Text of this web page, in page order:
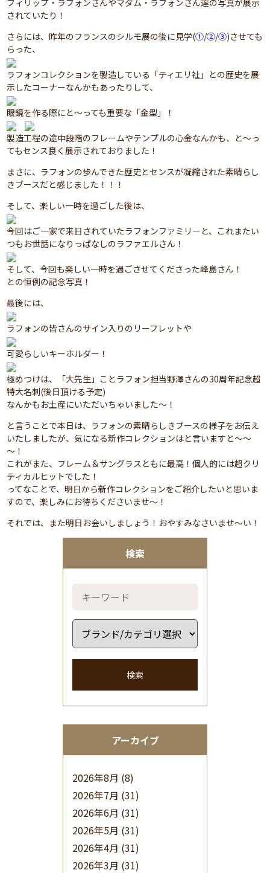
検索
検索
アーカイブ
2026年8月 (8)
2026年7月 (31)
2026年6月 (31)
2026年5月 (31)
2026年4月 (31)
2026年3月 (31)
フィリップ・ラフォンさんやマダム・ラフォンさん達の写真が展示
されていたり！
さらには、昨年のフランスのシルモ展の後に見学(①/②/③)させても
らった、
ラフォンコレクションを製造している「ティエリ社」との歴史を展
示したコーナーなんかもあったりして、
眼鏡を作る際にと～っても重要な「金型」！
製造工程の途中段階のフレームやテンプルの心金なんかも、と～っ
てもセンス良く展示されておりました！
まさに、ラフォンの歩んできた歴史とセンスが凝縮された素晴らし
きブースだと感じました！！！
そして、楽しい一時を過ごした後は、
今回はご一家で来日されていたラフォンファミリーと、これまたい
つもお世話になりっぱなしのラファエルさん！
そして、今回も楽しい一時を過ごさせてくださった峰島さん！
との恒例の記念写真！
最後には、
ラフォンの皆さんのサイン入りのリーフレットや
可愛らしいキーホルダー！
極めつけは、「大先生」ことラフォン担当野澤さんの30周年記念超
特大名刺(後日頂ける予定)
なんかもお土産にいただいちゃいました～！
と言うことで本日は、ラフォンの素晴らしきブースの様子をお伝え
いたしましたが、気になる新作コレクションはと言いますと～～
～！
これがまた、フレーム＆サングラスともに最高！個人的には超クリ
ティカルヒットでした！
ってなことで、明日から新作コレクションをご紹介したいと思いま
すので、楽しみにお待ちくださいませ～！
それでは、また明日お会いしましょう！おやすみなさいませ～い！